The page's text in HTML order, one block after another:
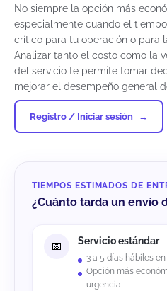
No siempre la opción más
especialmente cuando el
crítico para tu operación o para
Analizar tanto el costo como la
del servicio te permite tomar
mejorar el desempeño general
Registro / Iniciar sesión
TIEMPOS ESTIMADOS DE
¿Cuánto tarda un envío
Servicio estándar
3 a 5 días hábiles
Opción más
urgencia